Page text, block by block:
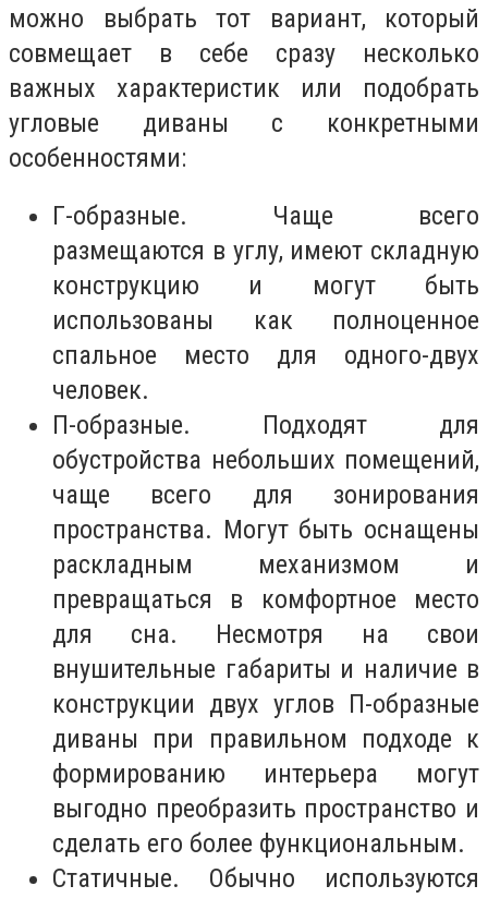
можно выбрать тот вариант, который
совмещает в себе сразу несколько
важных характеристик или подобрать
угловые диваны с конкретными
особенностями:
Г-образные. Чаще всего
размещаются в углу, имеют складную
конструкцию и могут быть
использованы как полноценное
спальное место для одного-двух
человек.
П-образные. Подходят для
обустройства небольших помещений,
чаще всего для зонирования
пространства. Могут быть оснащены
раскладным механизмом и
превращаться в комфортное место
для сна. Несмотря на свои
внушительные габариты и наличие в
конструкции двух углов П-образные
диваны при правильном подходе к
формированию интерьера могут
выгодно преобразить пространство и
сделать его более функциональным.
Статичные. Обычно используются